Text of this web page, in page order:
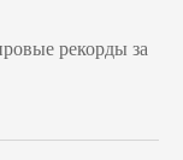
рекорды за